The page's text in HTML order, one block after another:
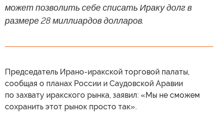
может позволить себе списать Ираку долг в
размере 28 миллиардов долларов.
Председатель Ирано-иракской торговой палаты,
сообщая о планах России и Саудовской Аравии
по захвату иракского рынка, заявил: «Мы не сможем
сохранить этот рынок просто так».